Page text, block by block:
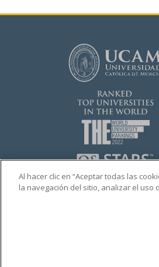
Al hacer clic en “Aceptar todas las
la navegación del sitio, analizar el uso